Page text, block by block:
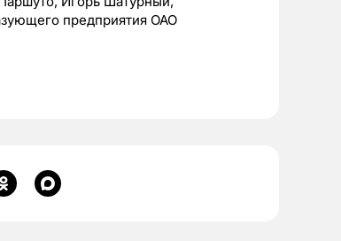
предприятия ОАО